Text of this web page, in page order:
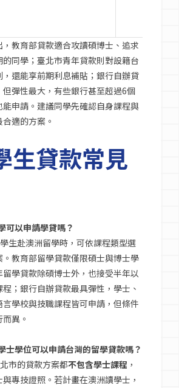
教育部貸款適合攻讀碩博士、追求
同學；臺北市青年貸款則對設籍台
還能享前期利息補貼；銀行自辦貸
彈性最大，有些銀行甚至超過6個
能申請。建議同學先確認自身課程與
適的方案。
生貸款常見
可以申請學貸嗎？
生赴澳洲留學時，可依課程類型選
教育部留學貸款僅限碩士與博士學
學貸款除碩博士外，也接受半年以
；銀行自辦貸款最具彈性，學士、
學校與技職課程皆可申請，但條件
異。
士學位可以申請台灣的留學貸款嗎？
市的貸款方案都不包含學士課程 ，
專技證照。若計畫在澳洲讀學士，